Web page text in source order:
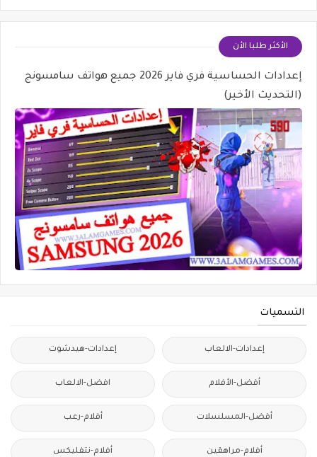
الأكثر طلبا الأن
إعدادات الحساسية فري فاير 2026 جميع هواتف سامسونج
(التحديث الأخير)
التسميات
إعدادات-الالعاب إعدادات-هيدشوت
أفضل-الأفلام افضل-الالعاب
أفضل-المسلسلات أفلام-رعب
أفلام-مراهقين أفلام-نتفليكس